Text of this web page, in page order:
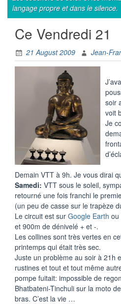
langage propre et dans le silence.
Ce Vendredi 21
21 August 2009 Jean-
soir
voit
Je
Demain VTT à 9h. Je vous dirai
Samedi: VTT sous le soleil,
retourné une fois franchi le
(un peu de casse sur le trapèze
Le circuit est sur Google Earth ou
et 900m de dénivelé + et -.
Les collines sont très vertes en
printemps qui était très sec.
Juste un problème au soir à 21h
rustines et tout et tout même
pompe fuitait: impossible de
Bhatbateni-Tinchuli sur la moto
bras. C’est la vie …